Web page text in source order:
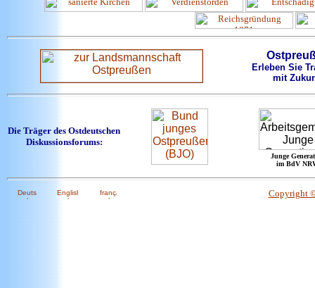
Erleben Sie
mit
Die Träger des Ostdeutschen
Diskussionsforums:
Junge
im BdV
Copyright